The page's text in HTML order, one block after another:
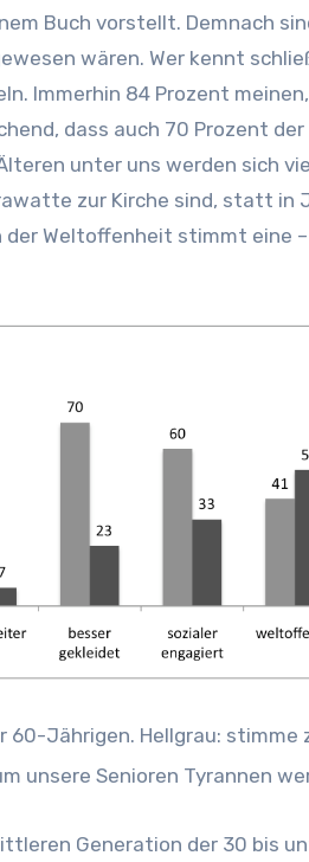
Buch vorstellt. Demnach
wären. Wer kennt
Immerhin 84 Prozent
dass auch 70 Prozent der
unter uns werden sich
zur Kirche sind, statt in
der Weltoffenheit stimmt eine
60-Jährigen. Hellgrau:
unsere Senioren Tyrannen
Generation der 30 bis